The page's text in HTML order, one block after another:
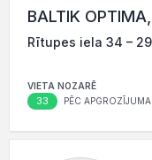
BALTIK
Rītupes iela 34 –
VIETA NOZARĒ
33 PĒC APGROZĪJUMA